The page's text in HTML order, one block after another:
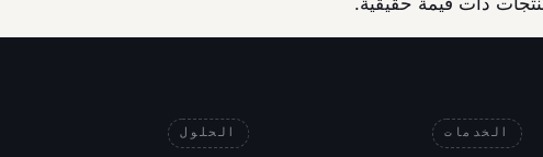
الخدمات الحلول